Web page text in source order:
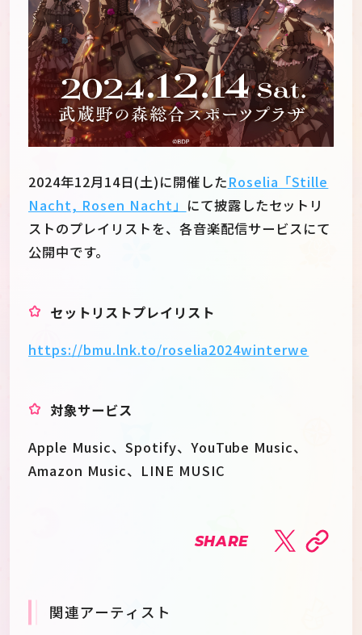
JPEN
2024年12月14日(土)に開催したRoselia「Stille
Nacht, Rosen Nacht」 にて披露したセットリ
ストのプレイリストを、各音楽配信サービスにて
公開中です。
セットリストプレイリスト
https://bmu.lnk.to/roselia2024winterwe
対象サービス
Apple Music、Spotify、YouTube Music、
Amazon Music、LINE MUSIC
SHARE
関連アーティスト